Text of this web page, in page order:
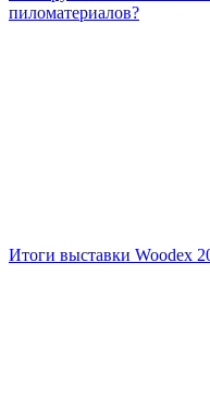
пиломатериалов?
Итоги выставки Woodex